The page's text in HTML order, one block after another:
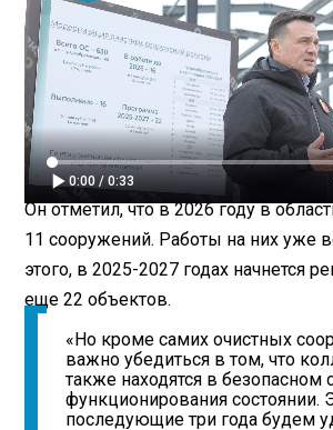
0:00 / 0:33
Он отметил, что в 2026 году в
11 сооружений. Работы на них уже
этого, в 2025-2027 годах начнется
еще 22 объектов.
«Но кроме самих очистных
важно убедиться в том, что
также находятся в безопасном
функционирования состоянии.
последующие три года будем